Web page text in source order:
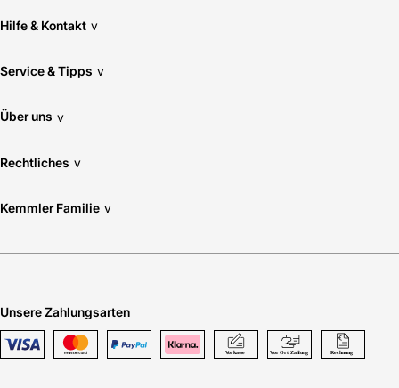
Hilfe & Kontakt v
Service & Tipps v
Über uns v
Rechtliches v
Kemmler Familie v
Unsere Zahlungsarten